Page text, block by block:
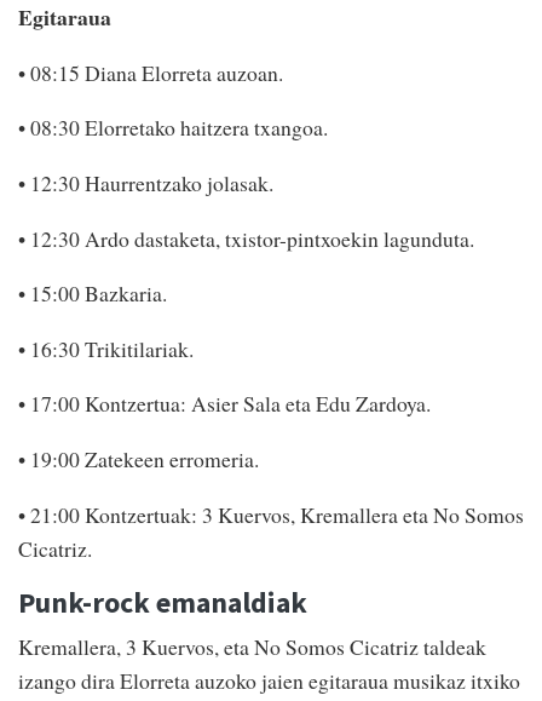
Egitaraua
• 08:15 Diana Elorreta auzoan.
• 08:30 Elorretako haitzera txangoa.
• 12:30 Haurrentzako jolasak.
• 12:30 Ardo dastaketa, txistor-pintxoekin lagunduta.
• 15:00 Bazkaria.
• 16:30 Trikitilariak.
• 17:00 Kontzertua: Asier Sala eta Edu Zardoya.
• 19:00 Zatekeen erromeria.
• 21:00 Kontzertuak: 3 Kuervos, Kremallera eta No Somos
Cicatriz.
Punk-rock emanaldiak
Kremallera, 3 Kuervos, eta No Somos Cicatriz taldeak
izango dira Elorreta auzoko jaien egitaraua musikaz itxiko